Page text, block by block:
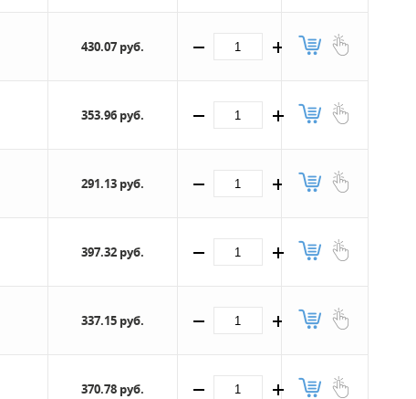
430.07 руб.
353.96 руб.
291.13 руб.
397.32 руб.
337.15 руб.
370.78 руб.